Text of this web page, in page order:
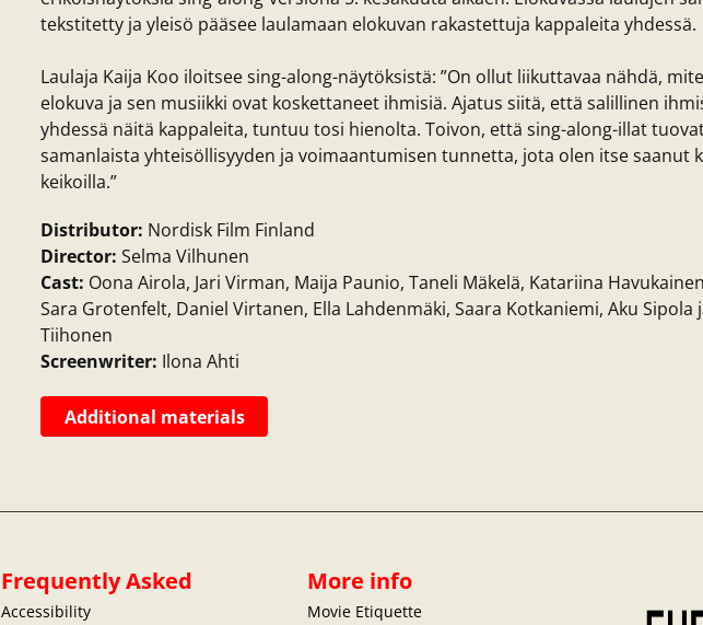
tekstitetty ja yleisö pääsee laulamaan elokuvan rakastettuja kappaleita yhdessä.
Laulaja Kaija Koo iloitsee sing-along-näytöksistä: ”On ollut liikuttavaa nähdä,
elokuva ja sen musiikki ovat koskettaneet ihmisiä. Ajatus siitä, että salillinen
yhdessä näitä kappaleita, tuntuu tosi hienolta. Toivon, että sing-along-illat
samanlaista yhteisöllisyyden ja voimaantumisen tunnetta, jota olen itse saanut
keikoilla.”
Distributor: Nordisk Film Finland
Director: Selma Vilhunen
Cast: Oona Airola, Jari Virman, Maija Paunio, Taneli Mäkelä, Katariina
Sara Grotenfelt, Daniel Virtanen, Ella Lahdenmäki, Saara Kotkaniemi, Aku Sipola
Tiihonen
Screenwriter: Ilona Ahti
Additional materials
Frequently Asked
Accessibility
More info
Movie Etiquette